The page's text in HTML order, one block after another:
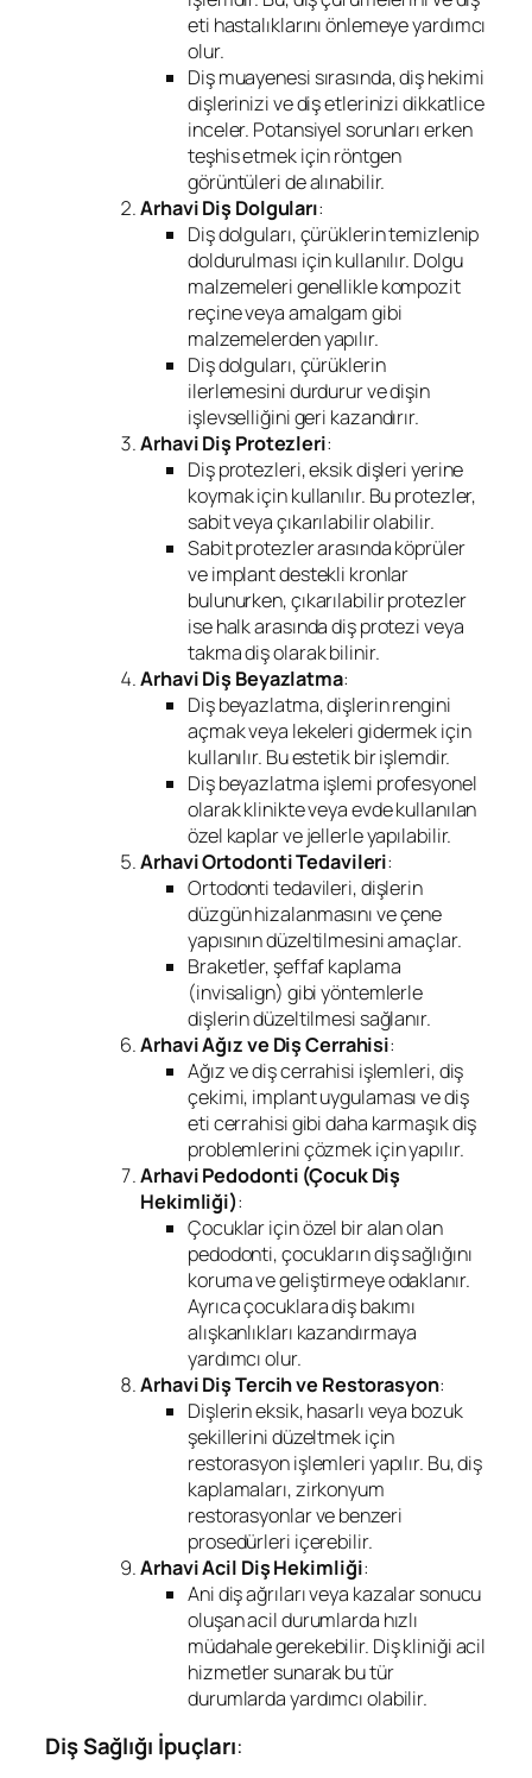
eti hastalıklarını önlemeye yardımcı
olur.
Diş muayenesi sırasında, diş hekimi
dişlerinizi ve diş etlerinizi dikkatlice
inceler. Potansiyel sorunları erken
teşhis etmek için röntgen
görüntüleri de alınabilir.
Arhavi Diş Dolguları:
Diş dolguları, çürüklerin temizlenip
doldurulması için kullanılır. Dolgu
malzemeleri genellikle kompozit
reçine veya amalgam gibi
malzemelerden yapılır.
Diş dolguları, çürüklerin
ilerlemesini durdurur ve dişin
işlevselliğini geri kazandırır.
Arhavi Diş Protezleri:
Diş protezleri, eksik dişleri yerine
koymak için kullanılır. Bu protezler,
sabit veya çıkarılabilir olabilir.
Sabit protezler arasında köprüler
ve implant destekli kronlar
bulunurken, çıkarılabilir protezler
ise halk arasında diş protezi veya
takma diş olarak bilinir.
Arhavi Diş Beyazlatma:
Diş beyazlatma, dişlerin rengini
açmak veya lekeleri gidermek için
kullanılır. Bu estetik bir işlemdir.
Diş beyazlatma işlemi profesyonel
olarak klinikte veya evde kullanılan
özel kaplar ve jellerle yapılabilir.
Arhavi Ortodonti Tedavileri:
Ortodonti tedavileri, dişlerin
düzgün hizalanmasını ve çene
yapısının düzeltilmesini amaçlar.
Braketler, şeffaf kaplama
(invisalign) gibi yöntemlerle
dişlerin düzeltilmesi sağlanır.
Arhavi Ağız ve Diş Cerrahisi:
Ağız ve diş cerrahisi işlemleri, diş
çekimi, implant uygulaması ve diş
eti cerrahisi gibi daha karmaşık diş
problemlerini çözmek için yapılır.
Arhavi Pedodonti (Çocuk Diş
Hekimliği):
Çocuklar için özel bir alan olan
pedodonti, çocukların diş sağlığını
koruma ve geliştirmeye odaklanır.
Ayrıca çocuklara diş bakımı
alışkanlıkları kazandırmaya
yardımcı olur.
Arhavi Diş Tercih ve Restorasyon:
Dişlerin eksik, hasarlı veya bozuk
şekillerini düzeltmek için
restorasyon işlemleri yapılır. Bu, diş
kaplamaları, zirkonyum
restorasyonlar ve benzeri
prosedürleri içerebilir.
Arhavi Acil Diş Hekimliği:
Ani diş ağrıları veya kazalar sonucu
oluşan acil durumlarda hızlı
müdahale gerekebilir. Diş kliniği acil
hizmetler sunarak bu tür
durumlarda yardımcı olabilir.
Diş Sağlığı İpuçları: